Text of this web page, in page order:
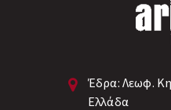
Έδρα: Λεωφ.
Ελλάδα